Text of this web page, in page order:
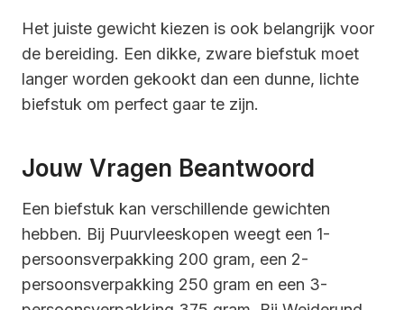
Het juiste gewicht kiezen is ook belangrijk voor
de bereiding. Een dikke, zware biefstuk moet
langer worden gekookt dan een dunne, lichte
biefstuk om perfect gaar te zijn.
Jouw Vragen Beantwoord
Een biefstuk kan verschillende gewichten
hebben. Bij Puurvleeskopen weegt een 1-
persoonsverpakking 200 gram, een 2-
persoonsverpakking 250 gram en een 3-